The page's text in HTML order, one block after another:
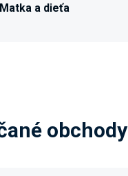
Matka a dieťa
obchody